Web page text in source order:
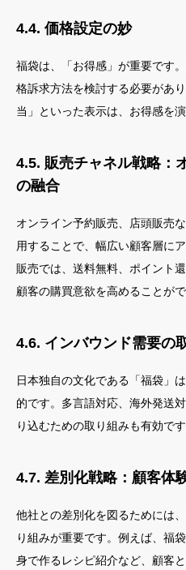
4.4. 価格設定の妙
福袋は、「お得感」が重要です
格訴求方法を検討する必要があ
当」といった表示は、お得感を
4.5. 販売チャネル戦略：
の融合
オンライン予約販売、店頭販売
用することで、幅広い顧客層に
販売では、送料無料、ポイント
顧客の購買意欲を高めることがで
4.6. インバウンド需要の
日本独自の文化である「福袋」
的です。多言語対応、海外発送
り込むための取り組みも有効です
4.7. 差別化戦略：顧客体
他社との差別化を図るためには
り組みが重要です。例えば、福
身で作るレシピ紹介など、顧客